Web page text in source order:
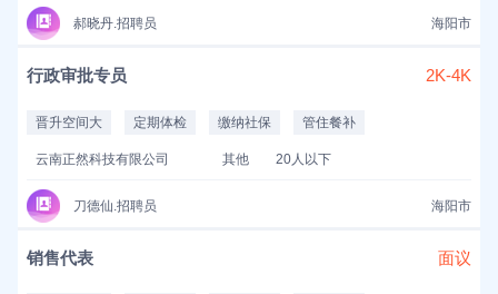
郝晓丹.招聘员 海阳市
行政审批专员 2K-4K
晋升空间大 定期体检 缴纳社保 管住餐补
云南正然科技有限公司 其他 20人以下
刀德仙.招聘员 海阳市
销售代表 面议